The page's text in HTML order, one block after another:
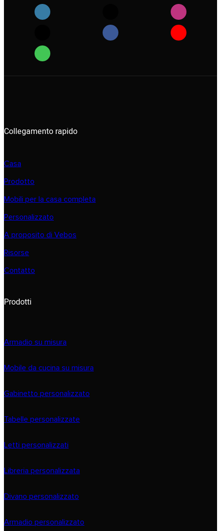
Collegamento rapido
Casa
Prodotto
Mobili per la casa completa
Personalizzato
A proposito di Vebos
Risorse
Contatto
Prodotti
Armadio su misura
Mobile da cucina su misura
Gabinetto personalizzato
Tabelle personalizzate
Letti personalizzati
Libreria personalizzata
Divano personalizzato
Armadio personalizzato